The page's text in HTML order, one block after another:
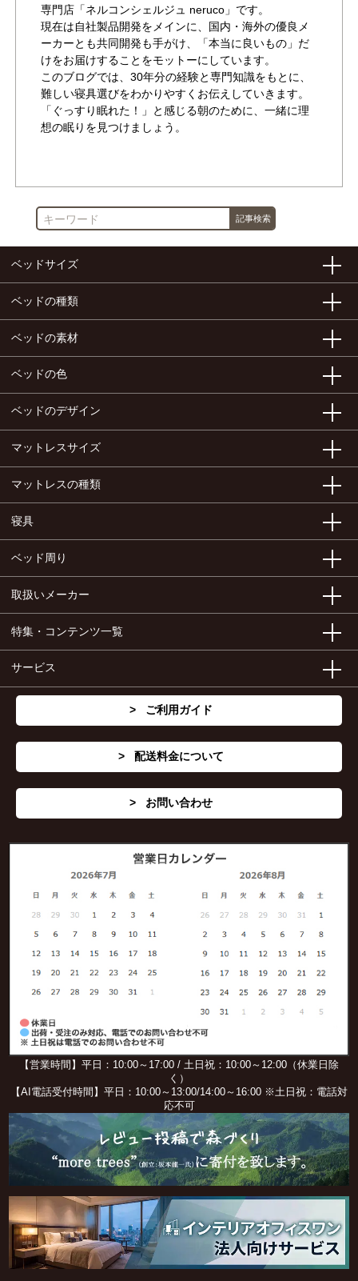
専門店「ネルコンシェルジュ neruco」です。
現在は自社製品開発をメインに、国内・海外の優良メ
ーカーとも共同開発も手がけ、「本当に良いもの」だ
けをお届けすることをモットーにしています。
このブログでは、30年分の経験と専門知識をもとに、
難しい寝具選びをわかりやすくお伝えしていきます。
「ぐっすり眠れた！」と感じる朝のために、一緒に理
想の眠りを見つけましょう。
ベッドサイズ
ベッドの種類
ベッドの素材
ベッドの色
ベッドのデザイン
マットレスサイズ
マットレスの種類
寝具
ベッド周り
取扱いメーカー
特集・コンテンツ一覧
サービス
ご利用ガイド
配送料金について
お問い合わせ
【営業時間】平日：10:00～17:00 / 土日祝：10:00～12:00（休業日除
く）
【AI電話受付時間】平日：10:00～13:00/14:00～16:00 ※土日祝：電話対
応不可